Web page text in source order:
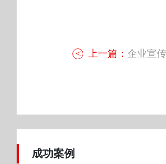
上一篇：企业宣
成功案例